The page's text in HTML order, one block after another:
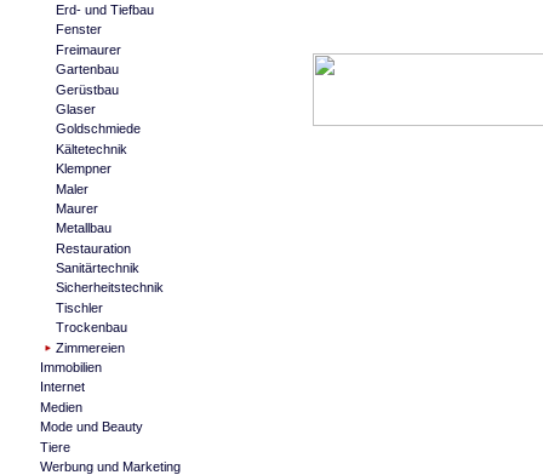
Erd- und Tiefbau
Fenster
Freimaurer
Gartenbau
Gerüstbau
Glaser
Goldschmiede
Kältetechnik
Klempner
Maler
Maurer
Metallbau
Restauration
Sanitärtechnik
Sicherheitstechnik
Tischler
Trockenbau
Zimmereien
Immobilien
Internet
Medien
Mode und Beauty
Tiere
Werbung und Marketing